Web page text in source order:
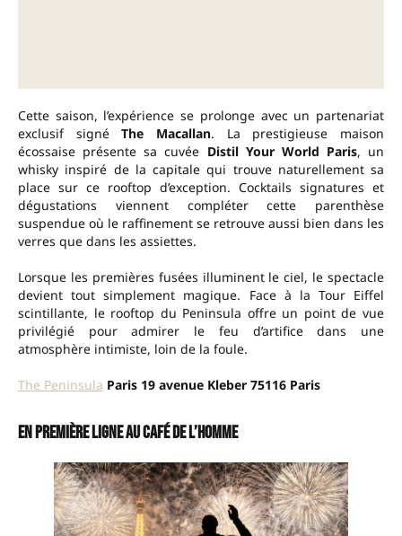
Cette saison, l’expérience se prolonge avec un partenariat
exclusif signéThe Macallan. La prestigieuse maison
écossaise présente sa cuvée Distil Your World Paris, un
whisky inspiré de la capitale qui trouve naturellement sa
place sur ce rooftop d’exception. Cocktails signatures et
dégustations viennent compléter cette parenthèse
suspendue où le raffinement se retrouve aussi bien dans les
verres que dans les assiettes.
Lorsque les premières fusées illuminent le ciel, le spectacle
devient tout simplement magique. Face à la Tour Eiffel
scintillante, le rooftop du Peninsula offre un point de vue
privilégié pour admirer le feu d’artifice dans une
atmosphère intimiste, loin de la foule.
The Peninsula Paris 19 avenue Kleber 75116 Paris
En première ligne au Café de l’Homme